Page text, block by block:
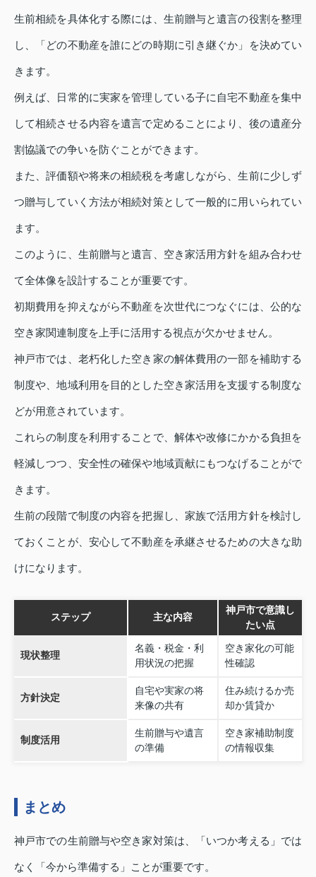
生前相続を具体化する際には、生前贈与と遺言の役割を整理
し、「どの不動産を誰にどの時期に引き継ぐか」を決めてい
きます。
例えば、日常的に実家を管理している子に自宅不動産を集中
して相続させる内容を遺言で定めることにより、後の遺産分
割協議での争いを防ぐことができます。
また、評価額や将来の相続税を考慮しながら、生前に少しず
つ贈与していく方法が相続対策として一般的に用いられてい
ます。
このように、生前贈与と遺言、空き家活用方針を組み合わせ
て全体像を設計することが重要です。
初期費用を抑えながら不動産を次世代につなぐには、公的な
空き家関連制度を上手に活用する視点が欠かせません。
神戸市では、老朽化した空き家の解体費用の一部を補助する
制度や、地域利用を目的とした空き家活用を支援する制度な
どが用意されています。
これらの制度を利用することで、解体や改修にかかる負担を
軽減しつつ、安全性の確保や地域貢献にもつなげることがで
きます。
生前の段階で制度の内容を把握し、家族で活用方針を検討し
ておくことが、安心して不動産を承継させるための大きな助
けになります。
ステップ 主な内容
神戸市で意識し
たい点
現状整理
名義・税金・利
用状況の把握
空き家化の可能
性確認
方針決定
自宅や実家の将
来像の共有
住み続けるか売
却か賃貸か
制度活用
生前贈与や遺言
の準備
空き家補助制度
の情報収集
まとめ
神戸市での生前贈与や空き家対策は、「いつか考える」では
なく「今から準備する」ことが重要です。